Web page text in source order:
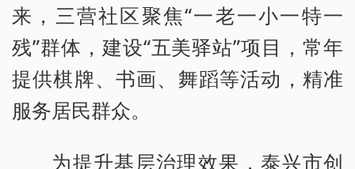
来，三营社区聚焦“一老一小一特一
残”群体，建设“五美驿站”项目，常年
提供棋牌、书画、舞蹈等活动，精准
服务居民群众。
为提升基层治理效果，泰兴市创